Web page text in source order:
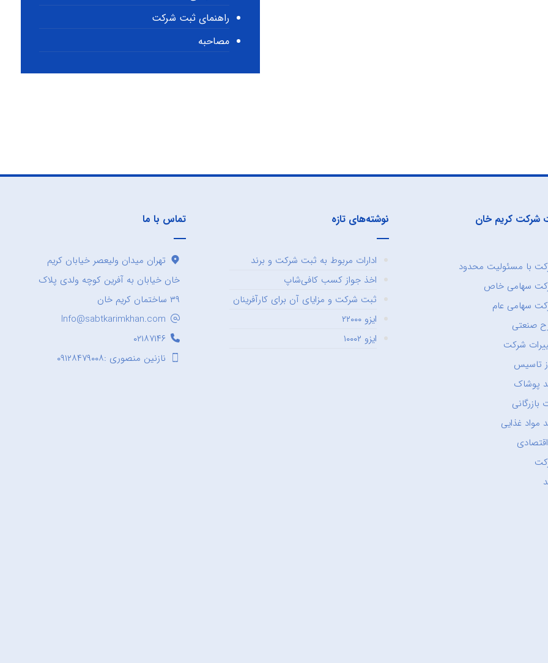
راهنمای ثبت شرکت
مصاحبه
شرکت کریم خان
با مسئولیت محدود
سهامی خاص
سهامی عام
صنعتی
شرکت
تاسیس
پوشاک
بازرگانی
مواد غذایی
نوشته‌های تازه
ادارات مربوط به ثبت شرکت و برند
اخذ جواز کسب کافی‌شاپ
ثبت شرکت و مزایای آن برای کارآفرینان
ایزو ۲۲۰۰۰
ایزو ۱۰۰۰۲
تماس با ما
تهران میدان ولیعصر خیابان کریم
خان خیابان به آفرین کوچه ولدی پلاک
۳۹ ساختمان کریم خان
Info@sabtkarimkhan.com
۰۲۱۸۷۱۴۶
نازنین منصوری :۰۹۱۲۸۴۷۹۰۰۸